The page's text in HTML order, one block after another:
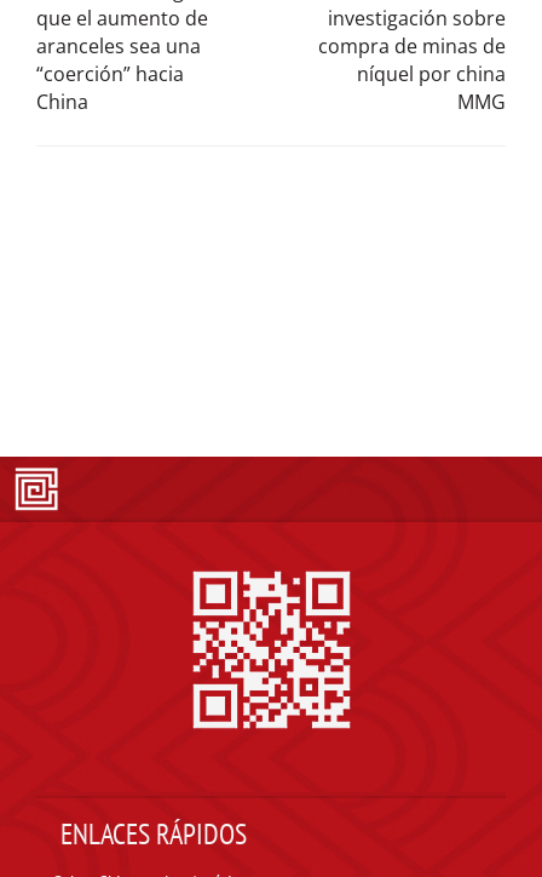
que el aumento de
aranceles sea una
“coerción” hacia
China
investigación sobre
compra de minas de
níquel por china
MMG
ENLACES RÁPIDOS